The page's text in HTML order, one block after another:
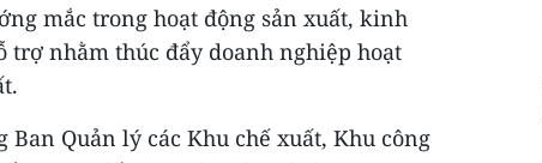
mắc trong hoạt động sản xuất, kinh
trợ nhằm thúc đẩy doanh nghiệp hoạt
Quản lý các Khu chế xuất, Khu công